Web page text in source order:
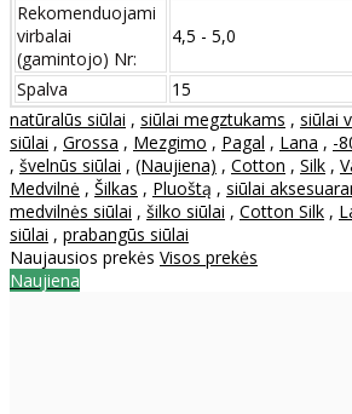
Rekomenduojami
virbalai
(gamintojo) Nr:
4,5 - 5,0
Spalva
15
natūralūs siūlai , siūlai megztukams , siūlai
siūlai , Grossa , Mezgimo , Pagal , Lana , -
, švelnūs siūlai , (Naujiena) , Cotton , Silk ,
Medvilnė , Šilkas , Pluoštą , siūlai
medvilnės siūlai , šilko siūlai , Cotton Silk ,
siūlai , prabangūs siūlai
Naujausios prekės Visos prekės
Naujiena